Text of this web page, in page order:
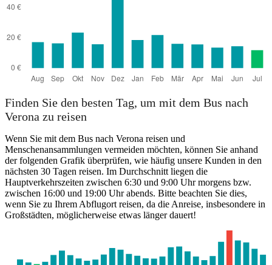
Finden Sie den besten Tag, um mit dem Bus nach
Verona zu reisen
Wenn Sie mit dem Bus nach Verona reisen und
Menschenansammlungen vermeiden möchten, können Sie anhand
der folgenden Grafik überprüfen, wie häufig unsere Kunden in den
nächsten 30 Tagen reisen. Im Durchschnitt liegen die
Hauptverkehrszeiten zwischen 6:30 und 9:00 Uhr morgens bzw.
zwischen 16:00 und 19:00 Uhr abends. Bitte beachten Sie dies,
wenn Sie zu Ihrem Abflugort reisen, da die Anreise, insbesondere in
Großstädten, möglicherweise etwas länger dauert!